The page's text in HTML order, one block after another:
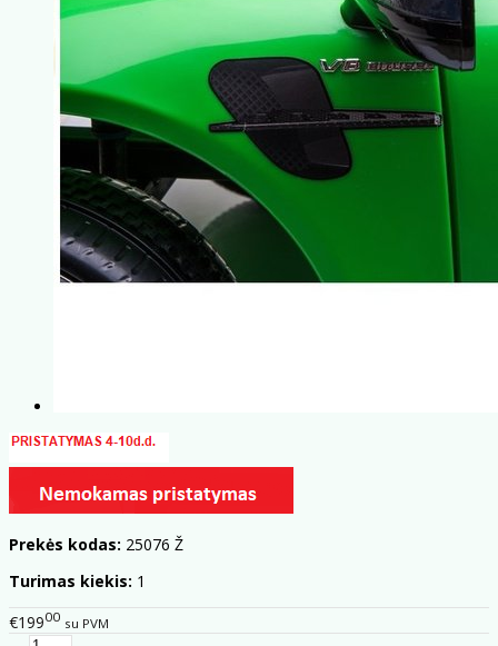
Prekės kodas: 25076 Ž
Turimas kiekis: 1
€19900 su PVM